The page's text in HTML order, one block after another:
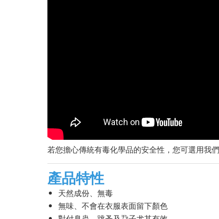
若您擔心傳統有毒化學品的安全性，您可選用我
產品特性
天然成份、無毒
無味、不會在衣服表面留下顏色